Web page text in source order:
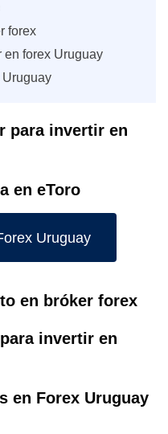
forex
en forex Uruguay
Uruguay
para invertir en
en eToro
Uruguay
en bróker forex
invertir en
en Forex Uruguay